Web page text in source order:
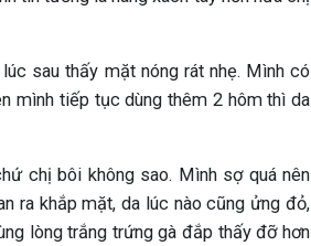
sau thấy mặt nóng rát nhẹ. Mình có
mình tiếp tục dùng thêm 2 hôm thì da
chị bôi không sao. Mình sợ quá nên
ra khắp mặt, da lúc nào cũng ửng đỏ,
lòng trắng trứng gà đắp thấy đỡ hơn